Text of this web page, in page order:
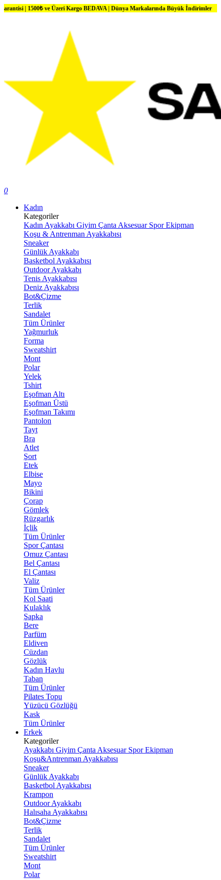
ve Üzeri Kargo BEDAVA | Dünya Markalarında Büyük İndirimler
0
Kadın
Kategoriler
Kadın Ayakkabı Giyim Çanta Aksesuar Spor Ekipman
Koşu & Antrenman Ayakkabısı
Sneaker
Günlük Ayakkabı
Basketbol Ayakkabısı
Outdoor Ayakkabı
Tenis Ayakkabısı
Deniz Ayakkabısı
Bot&Çizme
Terlik
Sandalet
Tüm Ürünler
Yağmurluk
Forma
Sweatshirt
Mont
Polar
Yelek
Tshirt
Eşofman Altı
Eşofman Üstü
Eşofman Takımı
Pantolon
Tayt
Bra
Atlet
Şort
Etek
Elbise
Mayo
Bikini
Çorap
Gömlek
Rüzgarlık
İçlik
Tüm Ürünler
Spor Çantası
Omuz Çantası
Bel Çantası
El Çantası
Valiz
Tüm Ürünler
Kol Saati
Kulaklık
Şapka
Bere
Parfüm
Eldiven
Cüzdan
Gözlük
Kadın Havlu
Taban
Tüm Ürünler
Pilates Topu
Yüzücü Gözlüğü
Kask
Tüm Ürünler
Erkek
Kategoriler
Ayakkabı Giyim Çanta Aksesuar Spor Ekipman
Koşu&Antrenman Ayakkabısı
Sneaker
Günlük Ayakkabı
Basketbol Ayakkabısı
Krampon
Outdoor Ayakkabı
Halısaha Ayakkabısı
Bot&Çizme
Terlik
Sandalet
Tüm Ürünler
Sweatshirt
Mont
Polar